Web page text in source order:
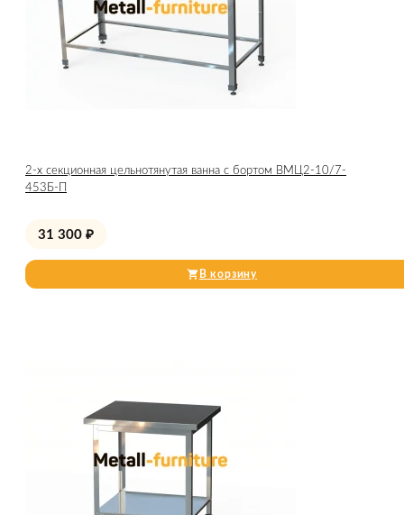
2-х секционная цельнотянутая ванна с бортом ВМЦ2-10/7-
453Б-П
31 300 ₽
В корзину